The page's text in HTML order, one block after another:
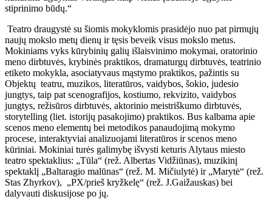
stiprinimo būdų.“
Teatro draugystė su šiomis mokyklomis prasidėjo nuo pat pirmųjų
naujų mokslo metų dienų ir tęsis beveik visus mokslo metus.
Mokiniams vyks kūrybinių galių išlaisvinimo mokymai, oratorinio
meno dirbtuvės, krybinės praktikos, dramaturgų dirbtuvės, teatrinio
etiketo mokykla, asociatyvaus mąstymo praktikos, pažintis su
Objektų teatru, muzikos, literatūros, vaidybos, šokio, judesio
jungtys, taip pat scenografijos, kostiumo, rekvizito, vaidybos
jungtys, režisūros dirbtuvės, aktorinio meistriškumo dirbtuvės,
storytelling (liet. istorijų pasakojimo) praktikos. Bus kalbama apie
scenos meno elementų bei metodikos panaudojimą mokymo
procese, interaktyviai analizuojami literatūros ir scenos meno
kūriniai. Mokiniai turės galimybę išvysti keturis Alytaus miesto
teatro spektaklius: „Tūla“ (rež. Albertas Vidžiūnas), muzikinį
spektaklį „Baltaragio malūnas“ (rež. M. Mičiulytė) ir „Marytė“ (rež.
Stas Zhyrkov), „PX/prieš kryžkelę“ (rež. J.Gaižauskas) bei
dalyvauti diskusijose po jų.